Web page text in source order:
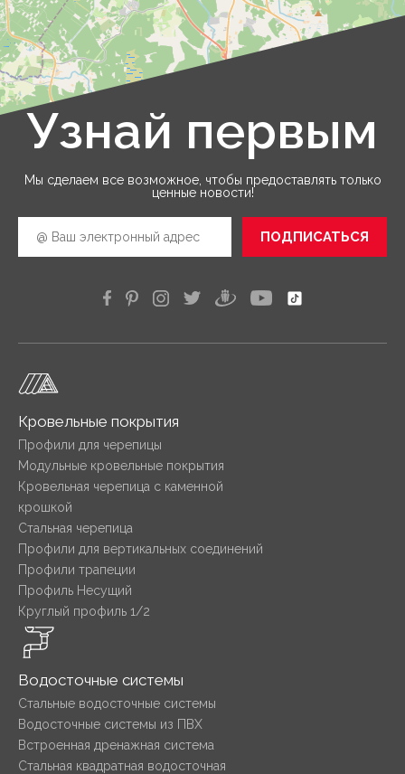
Узнай первым
Мы сделаем все возможное, чтобы предоставлять только
ценные новости!
ПОДПИСАТЬСЯ
Кровельные покрытия
Профили для черепицы
Модульные кровельные покрытия
Кровельная черепица с каменной
крошкой
Стальная черепица
Профили для вертикальных соединений
Профили трапеции
Профиль Несущий
Круглый профиль 1/2
Водосточные системы
Стальные водосточные системы
Водосточные системы из ПВХ
Встроенная дренажная система
Стальная квадратная водосточная